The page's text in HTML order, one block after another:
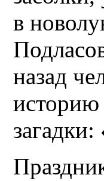
в
назад
историю